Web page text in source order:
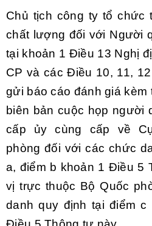
Chủ tịch công ty tổ chức
chất lượng đối với Người
tại khoản 1 Điều 13 Nghị
CP và cácĐiều 10, 11,
gửi báo cáo đánh giá kèm
biên bản cuộc họp người
cấp ủy cùng cấp về
phòng đối với các chức
a, điểm b khoản 1 Điều 5
vị trực thuộc Bộ Quốc
danh quy định tạiđiểm c